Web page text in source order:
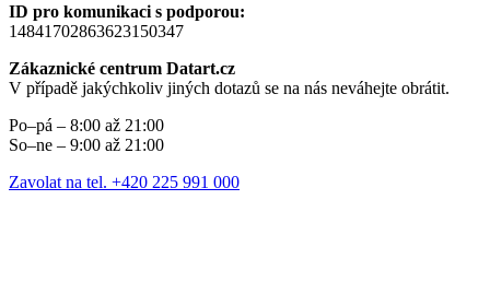
ID pro komunikaci s podporou:
14841702863623150347
Zákaznické centrum Datart.cz
V případě jakýchkoliv jiných dotazů se na nás neváhejte obrátit.
Po–pá – 8:00 až 21:00
So–ne – 9:00 až 21:00
Zavolat na tel. +420 225 991 000